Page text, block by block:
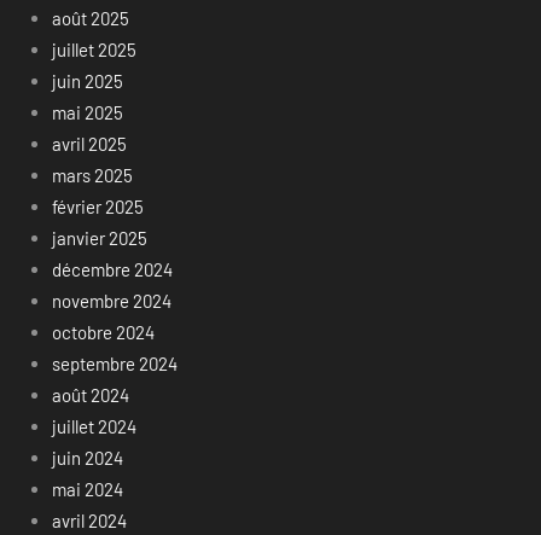
août 2025
juillet 2025
juin 2025
mai 2025
avril 2025
mars 2025
février 2025
janvier 2025
décembre 2024
novembre 2024
octobre 2024
septembre 2024
août 2024
juillet 2024
juin 2024
mai 2024
avril 2024